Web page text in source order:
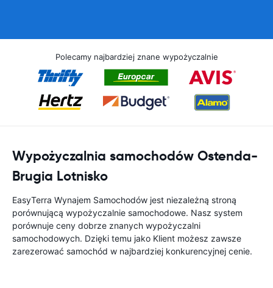
Polecamy najbardziej znane wypożyczalnie
Wypożyczalnia samochodów Ostenda-
Brugia Lotnisko
EasyTerra Wynajem Samochodów jest niezależną stroną
porównującą wypożyczalnie samochodowe. Nasz system
porównuje ceny dobrze znanych wypożyczalni
samochodowych. Dzięki temu jako Klient możesz zawsze
zarezerować samochód w najbardziej konkurencyjnej cenie.